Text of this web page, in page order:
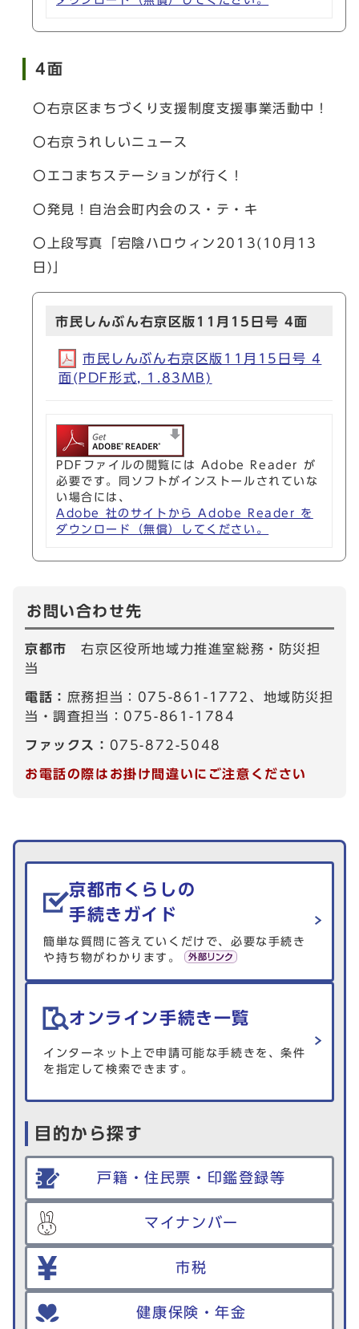
4面
〇右京区まちづくり支援制度支援事業活動中！
〇右京うれしいニュース
〇エコまちステーションが行く！
〇発見！自治会町内会のス・テ・キ
〇上段写真「宕陰ハロウィン2013(10月13
日)」
市民しんぶん右京区版11月15日号 4面
市民しんぶん右京区版11月15日号 4
面(PDF形式, 1.83MB)
PDFファイルの閲覧には Adobe Reader が
必要です。同ソフトがインストールされていな
い場合には、
Adobe 社のサイトから Adobe Reader を
ダウンロード（無償）してください。
お問い合わせ先
京都市右京区役所地域力推進室総務・防災担
当
電話： 庶務担当：075-861-1772、地域防災担
当・調査担当：075-861-1784
ファックス： 075-872-5048
お電話の際はお掛け間違いにご注意ください
生活情報を探す
京都市くらしの
手続きガイド
簡単な質問に答えていくだけで、必要な手続き
や持ち物がわかります。
オンライン手続き一覧
インターネット上で申請可能な手続きを、条件
を指定して検索できます。
目的から探す
戸籍・住民票・印鑑登録等
マイナンバー
市税
健康保険・年金